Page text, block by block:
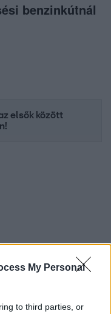
My Personal
to third parties, or
benzinkútnál
elsők között